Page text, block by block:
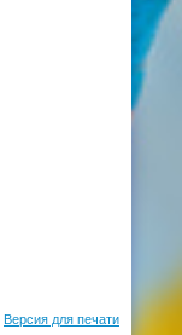
Версия для печати